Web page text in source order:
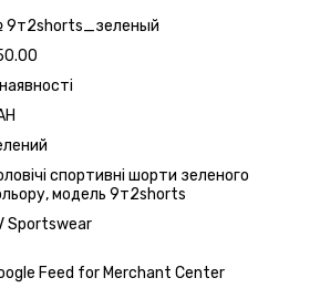
спортивні шорти зеленого
модель 9т2shorts
Sportswear
Feed for Merchant Center